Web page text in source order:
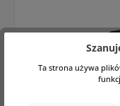
Ta strona używa